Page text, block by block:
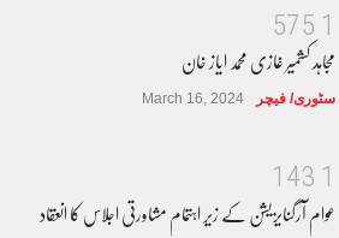
1
5
7
5
مجاہد کشمیر غازی محمد ایاز خان
سٹوری/ فیچر March 16, 2024
1
3
4
1
عوام آرگنایزیشن کے زیر اہتمام مشاورتی اجلاس کا انعقاد